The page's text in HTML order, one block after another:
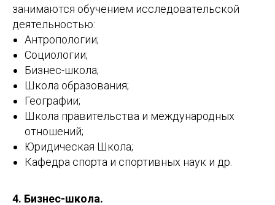
занимаются обучением исследовательской
деятельностью:
Антропологии;
Социологии;
Бизнес-школа;
Школа образования;
Географии;
Школа правительства и международных
отношений;
Юридическая Школа;
Кафедра спорта и спортивных наук и др.
4. Бизнес-школа.